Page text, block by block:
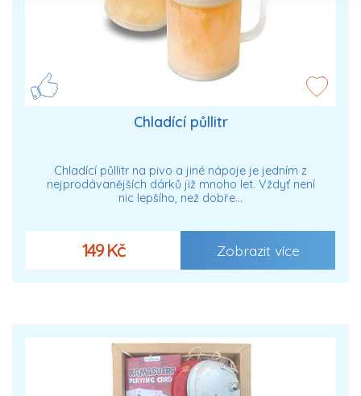
Chladící půllitr
Chladící půllitr na pivo a jiné nápoje je jedním z
nejprodávanějších dárků již mnoho let. Vždyť není
nic lepšího, než dobře…
149 Kč Zobrazit více